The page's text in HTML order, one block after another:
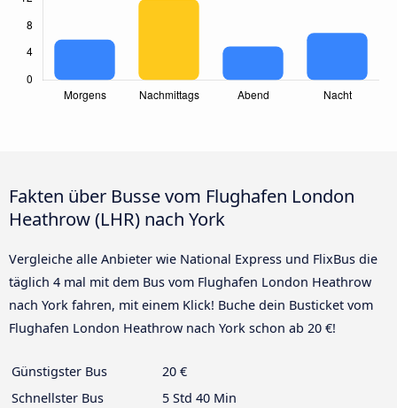
Fakten über Busse vom Flughafen London
Heathrow (LHR) nach York
Vergleiche alle Anbieter wie National Express und FlixBus die
täglich 4 mal mit dem Bus vom Flughafen London Heathrow
nach York fahren, mit einem Klick! Buche dein Busticket vom
Flughafen London Heathrow nach York schon ab 20 €!
Günstigster Bus
20 €
Schnellster Bus
5 Std 40 Min